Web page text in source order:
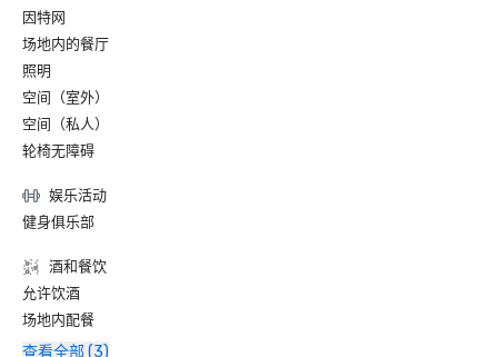
因特网
场地内的餐厅
照明
空间（室外）
空间（私人）
轮椅无障碍
娱乐活动
健身俱乐部
酒和餐饮
允许饮酒
场地内配餐
查看全部 (3)